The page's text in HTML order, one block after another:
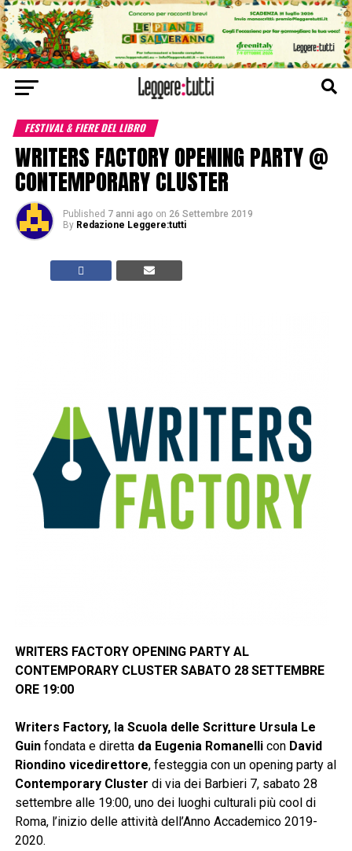
FESTIVAL & FIERE DEL LIBRO
WRITERS FACTORY OPENING PARTY @
CONTEMPORARY CLUSTER
Published 7 anni ago on 26 Settembre 2019
By Redazione Leggere:tutti
WRITERS FACTORY OPENING PARTY AL
CONTEMPORARY CLUSTER SABATO 28 SETTEMBRE
ORE 19:00
Writers Factory, la Scuola delle Scritture Ursula Le
Guin fondata e direttada Eugenia Romanelli conDavid
Riondino vicedirettore, festeggia con un opening party al
Contemporary Cluster di via dei Barbieri 7, sabato 28
settembre alle 19:00, uno dei luoghi culturali più cool di
Roma, l’inizio delle attività dell’Anno Accademico 2019-
2020.